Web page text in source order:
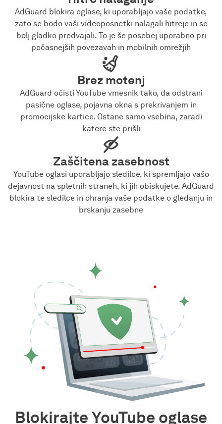
AdGuard blokira oglase, ki uporabljajo vaše podatke,
zato se bodo vaši videoposnetki nalagali hitreje in se
bolj gladko predvajali. To je še posebej uporabno pri
počasnejših povezavah in mobilnih omrežjih
Brez motenj
AdGuard očisti YouTube vmesnik tako, da odstrani
pasične oglase, pojavna okna s prekrivanjem in
promocijske kartice. Ostane samo vsebina, zaradi
katere ste prišli
Zaščitena zasebnost
YouTube oglasi uporabljajo sledilce, ki spremljajo vašo
dejavnost na spletnih straneh, ki jih obiskujete. AdGuard
blokira te sledilce in ohranja vaše podatke o gledanju in
brskanju zasebne
Blokirajte YouTube oglase